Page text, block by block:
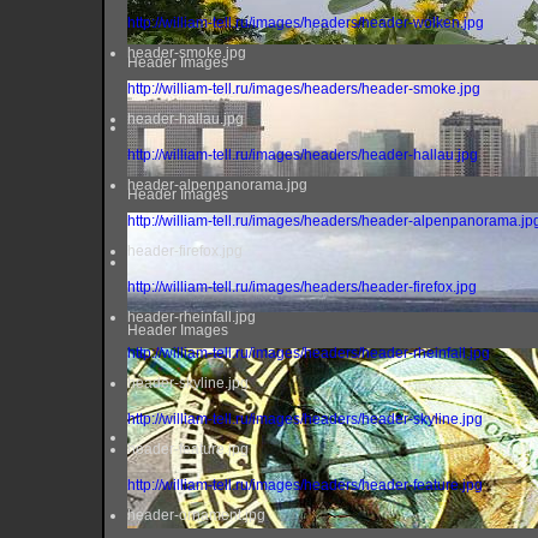
Header Images
Header Images
Header Images
http://william-tell.ru/images/headers/header-wolken.jpg
header-smoke.jpg
http://william-tell.ru/images/headers/header-smoke.jpg
header-hallau.jpg
http://william-tell.ru/images/headers/header-hallau.jpg
header-alpenpanorama.jpg
http://william-tell.ru/images/headers/header-
header-firefox.jpg
http://william-tell.ru/images/headers/header-firefox.jpg
header-rheinfall.jpg
http://william-tell.ru/images/headers/header-rheinfall.jpg
header-skyline.jpg
http://william-tell.ru/images/headers/header-skyline.jpg
header-feature.jpg
http://william-tell.ru/images/headers/header-feature.jpg
header-ornament.jpg